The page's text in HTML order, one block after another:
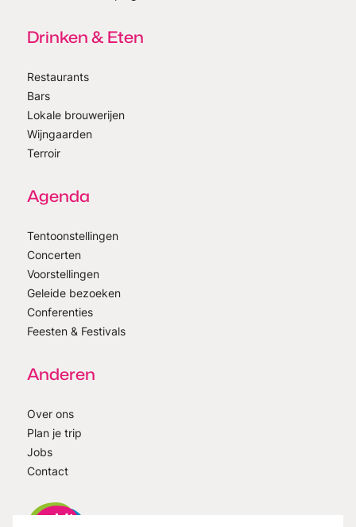
Drinken & Eten
Restaurants
Bars
Lokale brouwerijen
Wijngaarden
Terroir
Agenda
Tentoonstellingen
Concerten
Voorstellingen
Geleide bezoeken
Conferenties
Feesten & Festivals
Anderen
Over ons
Plan je trip
Jobs
Contact